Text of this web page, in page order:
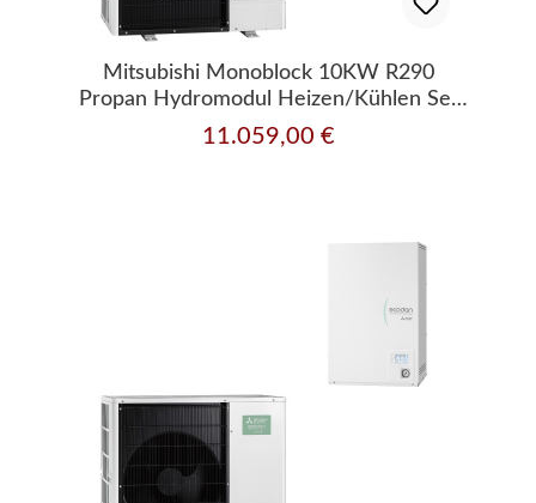
Mitsubishi Monoblock 10KW R290
Propan Hydromodul Heizen/Kühlen Set
13.10
Regulärer Preis:
11.059,00 €